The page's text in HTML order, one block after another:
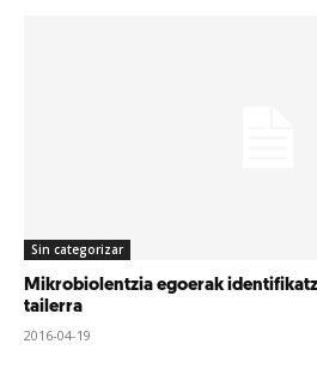
Sin categorizar
Mikrobiolentzia egoerak
tailerra
2016-04-19